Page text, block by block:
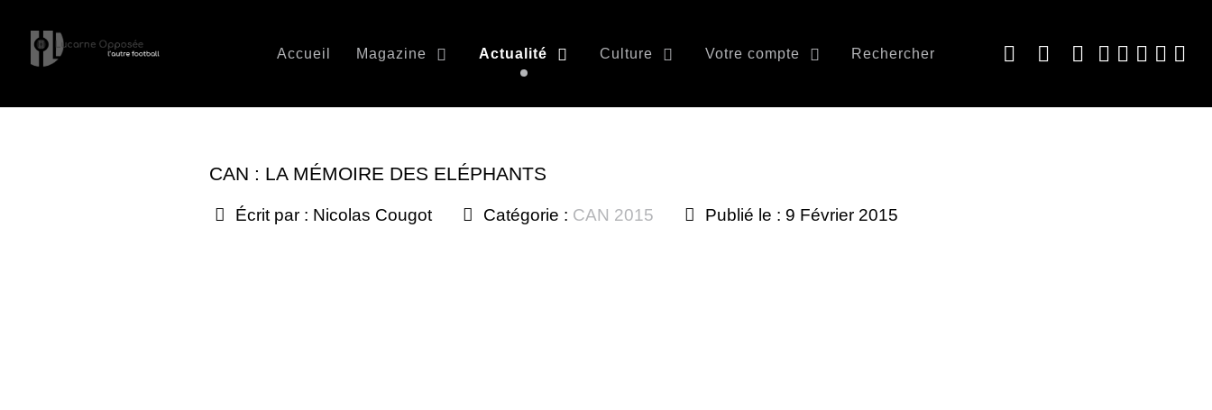
Accueil Magazine Actualité Culture Votre compte Rechercher
CAN : LA MÉMOIRE DES ELÉPHANTS
Écrit par : Nicolas Cougot Catégorie : CAN 2015 Publié le : 9 Février 2015